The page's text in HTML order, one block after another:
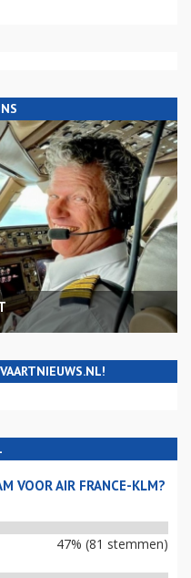
VOOR AIR FRANCE-KLM?
47% (81 stemmen)